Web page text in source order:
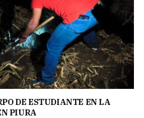
DE ESTUDIANTE EN LA
PIURA